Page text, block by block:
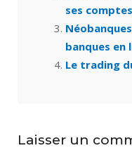
ses
banques en
Le trading
Laisser un